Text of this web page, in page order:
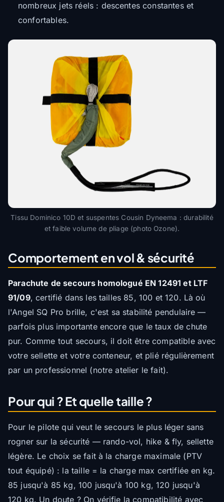
nombreux jets réels : descentes constantes et
confortables.
Tissu Dominico 10D et suspentes Cousin Dyneema : durabilité
et faible volume de pliage (photo Ozone).
Comportement en vol & sécurité
Parachute de secours homologué EN 12491 et LTF
91/09, certifié dans les tailles 85, 100 et 120. Là où
l'Angel SQ Pro brille, c'est sa stabilité pendulaire —
parfois plus importante encore que le taux de chute
pur. Comme tout secours, il doit être compatible avec
votre sellette et votre conteneur, et plié régulièrement
par un professionnel (notre atelier le fait).
Pour qui ? Et quelle taille ?
Pour le pilote qui veut le secours le plus léger sans
rogner sur la sécurité — rando-vol, hike & fly, sellette
légère. Le choix se fait à la charge maximale (PTV
tout équipé) : la taille = la charge max certifiée en kg.
85 jusqu'à 85 kg, 100 jusqu'à 100 kg, 120 jusqu'à
120 kg. Un doute ? On vérifie la compatibilité avec